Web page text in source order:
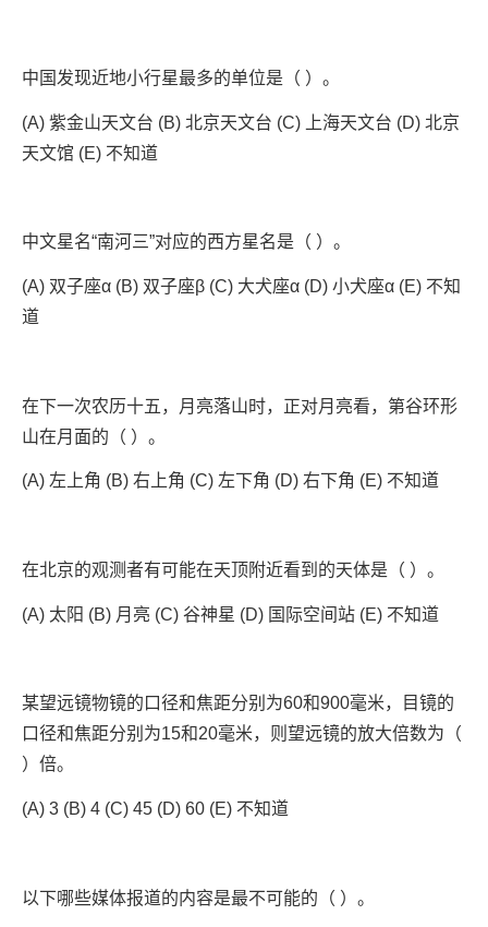
中国发现近地小行星最多的单位是（ ）。
(A) 紫金山天文台 (B) 北京天文台 (C) 上海天文台 (D) 北京
天文馆 (E) 不知道
中文星名“南河三”对应的西方星名是（ ）。
(A) 双子座α (B) 双子座β (C) 大犬座α (D) 小犬座α (E) 不知
道
在下一次农历十五，月亮落山时，正对月亮看，第谷环形
山在月面的（ ）。
(A) 左上角 (B) 右上角 (C) 左下角 (D) 右下角 (E) 不知道
在北京的观测者有可能在天顶附近看到的天体是（ ）。
(A) 太阳 (B) 月亮 (C) 谷神星 (D) 国际空间站 (E) 不知道
某望远镜物镜的口径和焦距分别为60和900毫米，目镜的
口径和焦距分别为15和20毫米，则望远镜的放大倍数为（
）倍。
(A) 3 (B) 4 (C) 45 (D) 60 (E) 不知道
以下哪些媒体报道的内容是最不可能的（ ）。